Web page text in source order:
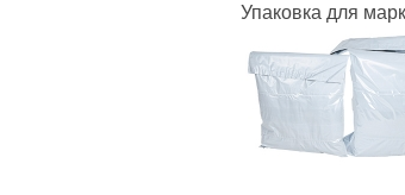
Упаковка для